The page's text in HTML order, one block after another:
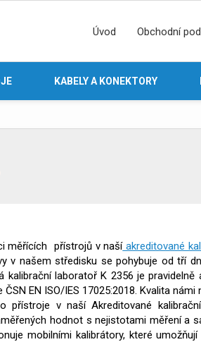
Úvod Obchodní
KABELY A KONEKTORY
měřících přístrojů v našíakreditované
v našem středisku se pohybuje od tří
kalibrační laboratoř K 2356 je
EN ISO/IES 17025:2018. Kvalita
přístroje v naší Akreditované
hodnot s nejistotami měření a
mobilními kalibrátory, které